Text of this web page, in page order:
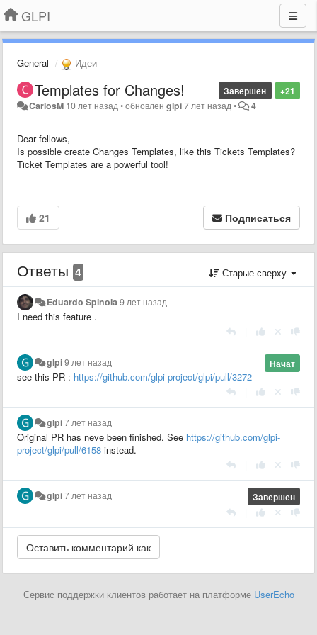
GLPI
General Идеи
+21
Завершен
Templates for Changes!
CarlosM 10 лет назад •обновленglpi7 лет назад • 4
Dear fellows,
Is possible create Changes Templates, like this Tickets Templates?
Ticket Templates are a powerful tool!
21 Подписаться
Ответы 4 Старые сверху
Eduardo Spinola 9 лет назад
I need this feature .
Начат
glpi9 лет назад
see this PR : https://github.com/glpi-project/glpi/pull/3272
glpi7 лет назад
Original PR has neve been finished. See https://github.com/glpi-
project/glpi/pull/6158 instead.
Завершен
glpi7 лет назад
Сервис поддержки клиентов работает на платформе UserEcho